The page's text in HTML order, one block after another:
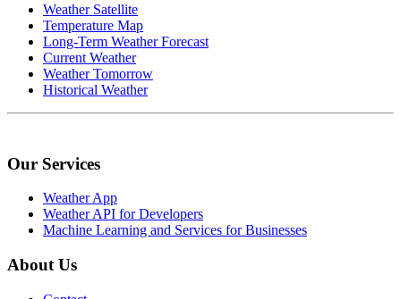
Weather Satellite
Temperature Map
Long-Term Weather Forecast
Current Weather
Weather Tomorrow
Historical Weather
Our Services
Weather App
Weather API for Developers
Machine Learning and Services for Businesses
About Us